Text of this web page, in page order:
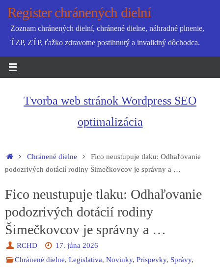
SkipRegister chránených dielní
Zoznam chránených dielní, chránené dielne, náhradné plnenie,
ŤZP, ZŤP, ťažko zdravotne postihnutý a invalidný dôchodca.
Tvorba web stránok Wordpress SEO
optimalizácia
HomeChránené dielne
Fico neustupuje tlaku: Odhaľovanie
podozrivých dotácií rodiny Šimečkovcov je správny a …
Fico neustupuje tlaku: Odhaľovanie
podozrivých dotácií rodiny
Šimečkovcov je správny a …
RCHD
17. júna 2026
Chránené dielne,Legislatíva,Novinky,Príspevky, Správy,